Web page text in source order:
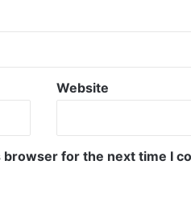
Website
browser for the next time I